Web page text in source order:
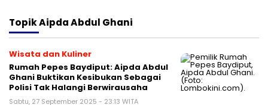
TopikAipda Abdul Ghani
Wisata dan Kuliner
Rumah Pepes Baydiput: Aipda Abdul
Ghani Buktikan Kesibukan Sebagai
Polisi Tak Halangi Berwirausaha
Sabtu, 27 September 2025 - 23:13 WITA